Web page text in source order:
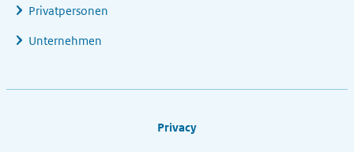
Privatpersonen
Unternehmen
Privacy